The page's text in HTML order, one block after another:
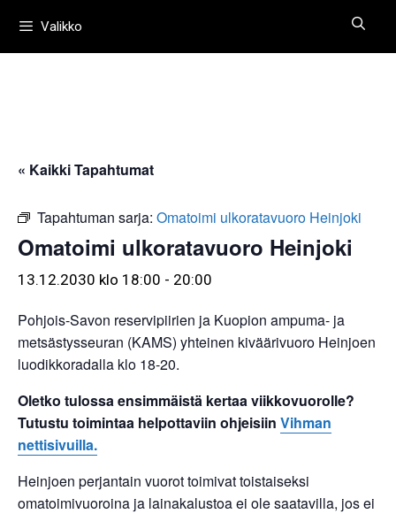
sisältöönValikko
« Kaikki Tapahtumat
Tapahtuman sarja: Omatoimi ulkoratavuoro Heinjoki
Omatoimi ulkoratavuoro Heinjoki
13.12.2030 klo 18:00 - 20:00
Pohjois-Savon reservipiirien ja Kuopion ampuma- ja
metsästysseuran (KAMS) yhteinen kiväärivuoro Heinjoen
luodikkoradalla klo 18-20.
Oletko tulossa ensimmäistä kertaa viikkovuorolle?
Tutustu toimintaa helpottaviin ohjeisiin Vihman
nettisivuilla.
Heinjoen perjantain vuorot toimivat toistaiseksi
omatoimivuoroina ja lainakalustoa ei ole saatavilla, jos ei